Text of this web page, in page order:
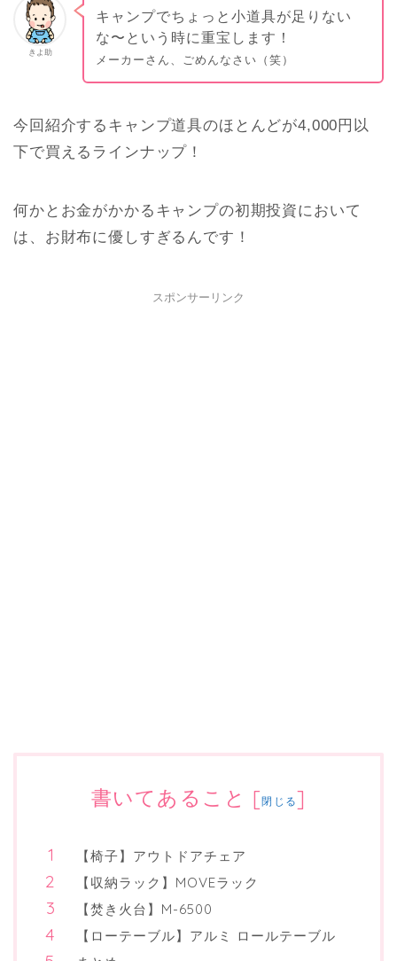
きよ助
キャンプでちょっと小道具が足りない
な〜という時に重宝します！
メーカーさん、ごめんなさい（笑）
今回紹介するキャンプ道具のほとんどが4,000円以
下で買えるラインナップ！
何かとお金がかかるキャンプの初期投資において
は、お財布に優しすぎるんです！
スポンサーリンク
書いてあること [閉じる]
【椅子】アウトドアチェア
【収納ラック】MOVEラック
【焚き火台】M-6500
【ローテーブル】アルミ ロールテーブル